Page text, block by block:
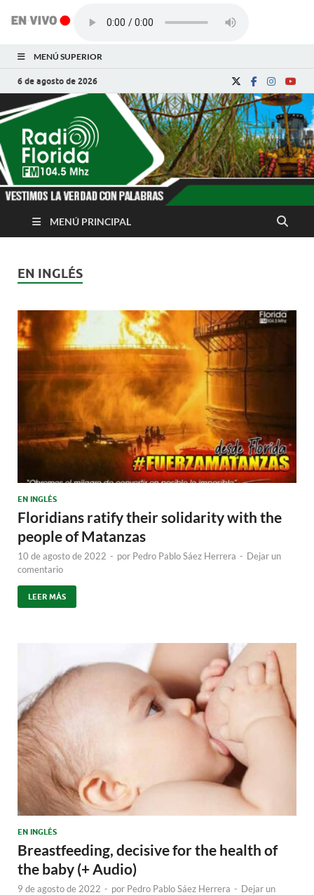
MENÚ SUPERIOR
6 de agosto de 2026
Radio Florida de
Cuba
Noticias y Actualidades de Florida, Camagüey,
MENÚ PRINCIPAL
EN INGLÉS
EN INGLÉS
Floridians ratify their solidarity with the
people of Matanzas
10 de agosto de 2022 - por Pedro Pablo Sáez Herrera - Dejar un
comentario
LEER MÁS
EN INGLÉS
Breastfeeding, decisive for the health of
the baby (+ Audio)
9 de agosto de 2022 - por Pedro Pablo Sáez Herrera - Dejar un